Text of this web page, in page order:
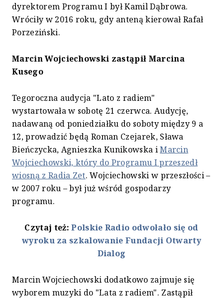
dyrektorem Programu I był Kamil Dąbrowa.
Wróciły w 2016 roku, gdy anteną kierował Rafał
Porzeziński.
Marcin Wojciechowski zastąpił Marcina
Kusego
Tegoroczna audycja "Lato z radiem"
wystartowała w sobotę 21 czerwca. Audycję,
nadawaną od poniedziałku do soboty między 9 a
12, prowadzić będą Roman Czejarek, Sława
Bieńczycka, Agnieszka Kunikowska iMarcin
Wojciechowski, który do Programu I przeszedł
wiosną z Radia Zet. Wojciechowski w przeszłości –
w 2007 roku – był już wśród gospodarzy
programu.
Czytaj też:Polskie Radio odwołało się od
wyroku za szkalowanie Fundacji Otwarty
Dialog
Marcin Wojciechowski dodatkowo zajmuje się
wyborem muzyki do "Lata z radiem". Zastąpił